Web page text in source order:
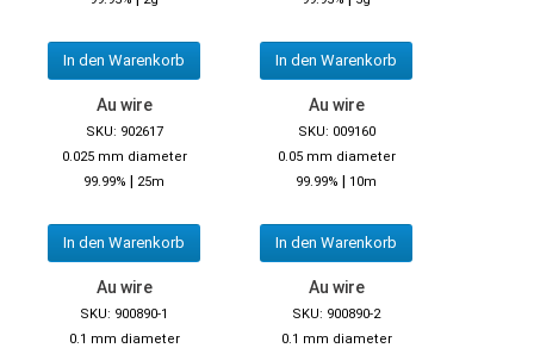
In den Warenkorb In den Warenkorb
Au wire
SKU: 902617
0.025 mm diameter
99.99% | 25m
In den Warenkorb
Au wire
SKU: 009160
0.05 mm diameter
99.99% | 10m
In den Warenkorb
Au wire
SKU: 900890-1
0.1 mm diameter
Au wire
SKU: 900890-2
0.1 mm diameter